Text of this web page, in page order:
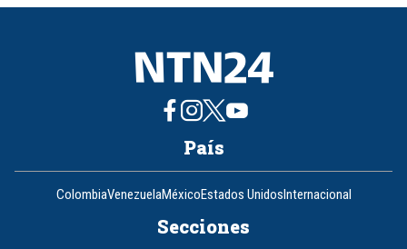
8
País
ColombiaVenezuelaMéxicoEstados UnidosInternacional
Secciones